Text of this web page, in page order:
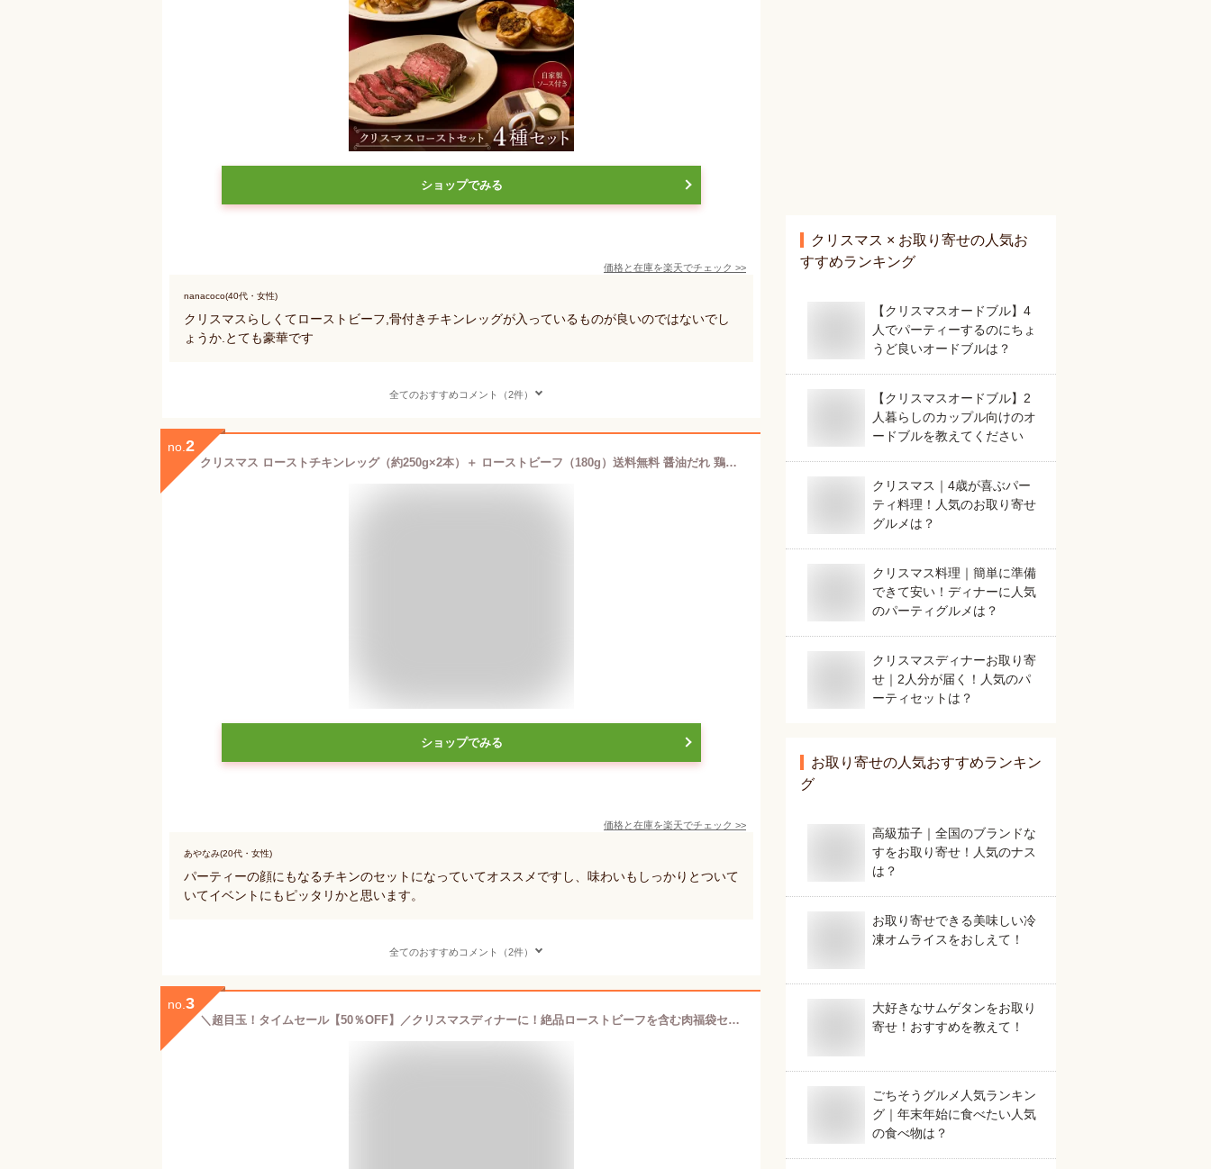
ショップでみる
価格と在庫を楽天でチェック >>
nanacoco(40代・女性)
クリスマスらしくてローストビーフ,骨付きチキンレッグが入っているものが良いのではないでし
ょうか.とても豪華です
全てのおすすめコメント（2件）
no. 2
クリスマス ローストチキンレッグ（約250g×2本）＋ ローストビーフ（180g）送料無料 醤油だれ 鶏モモ肉 照り焼き 楽天ランキング1位 大和榛原牛 A5 パーティー Christmas X'mas 冷凍便
ショップでみる
価格と在庫を楽天でチェック >>
あやなみ(20代・女性)
パーティーの顔にもなるチキンのセットになっていてオススメですし、味わいもしっかりとついて
いてイベントにもピッタリかと思います。
全てのおすすめコメント（2件）
no. 3
＼超目玉！タイムセール【50％OFF】／クリスマスディナーに！絶品ローストビーフを含む肉福袋セット｜絶品ローストビーフ500g（かたまり肉）・ローストチキンレッグ2本（280g×2）・赤城牛焼肉300g・マッシュポテト200g【特製ソース2種ランダム付き】｜SS用目玉商品・福袋B
クリスマス × お取り寄せの人気お
すすめランキング
【クリスマスオードブル】4
人でパーティーするのにちょ
うど良いオードブルは？
【クリスマスオードブル】2
人暮らしのカップル向けのオ
ードブルを教えてください
クリスマス｜4歳が喜ぶパー
ティ料理！人気のお取り寄せ
グルメは？
クリスマス料理｜簡単に準備
できて安い！ディナーに人気
のパーティグルメは？
クリスマスディナーお取り寄
せ｜2人分が届く！人気のパ
ーティセットは？
お取り寄せの人気おすすめランキン
グ
高級茄子｜全国のブランドな
すをお取り寄せ！人気のナス
は？
お取り寄せできる美味しい冷
凍オムライスをおしえて！
大好きなサムゲタンをお取り
寄せ！おすすめを教えて！
ごちそうグルメ人気ランキン
グ｜年末年始に食べたい人気
の食べ物は？